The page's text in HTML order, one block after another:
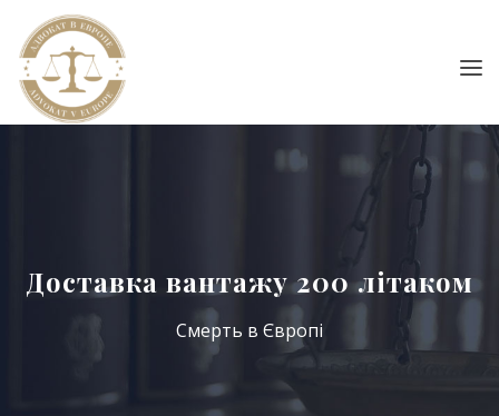
Доставка вантажу 200 літаком
Смерть в Європі